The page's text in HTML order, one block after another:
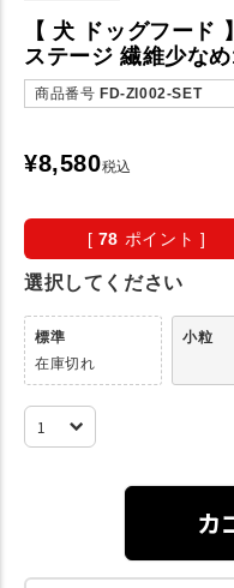
【 犬 ドッグフード
ステージ 繊維少な
商品番号 FD-ZI002-SET
¥8,580税込
[ 78 ポイント ]
選択してください
標準
在庫切れ
小粒
カ